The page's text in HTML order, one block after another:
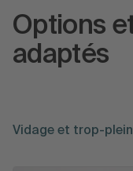
Options
adaptés
Vidage et trop-plein